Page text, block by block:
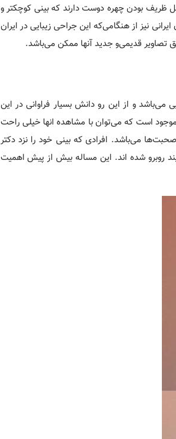
ظریف بودن چهره دوست دارند که بینی کوچکتر و
نیز از هنگامی‌که این جراحی زیبایی در ایران
تصاویر قدیمی‌و جدید آنها ممکن می‌باشد.
و از این رو دانش بسیار فراوانی در این
موجود است که می‌توان با مشاهده انها خیلی راحت
می‌باشد. افرادی که بینی خود را نزد دکتر
روبرو شده اند. این مساله بیش از پیش اهمیت